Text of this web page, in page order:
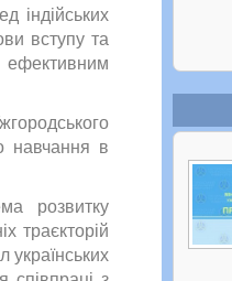
індійських
вступу та
ефективним
навчання в
розвитку
траєкторій
українських